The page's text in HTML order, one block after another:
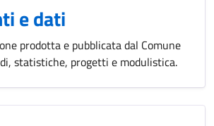
e dati
prodotta e pubblicata dal Comune
statistiche, progetti e modulistica.